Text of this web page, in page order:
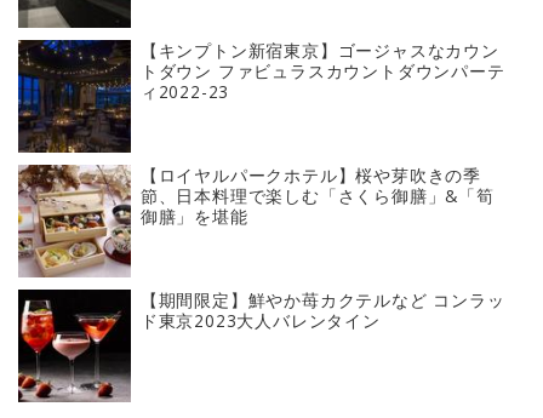
【キンプトン新宿東京】ゴージャスなカウン
トダウン ファビュラスカウントダウンパーテ
ィ2022-23
【ロイヤルパークホテル】桜や芽吹きの季
節、日本料理で楽しむ「さくら御膳」&「筍
御膳」を堪能
【期間限定】鮮やか苺カクテルなど コンラッ
ド東京2023大人バレンタイン